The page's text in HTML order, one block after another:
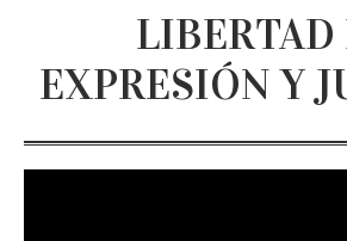
LIBERTAD
EXPRESIÓN Y